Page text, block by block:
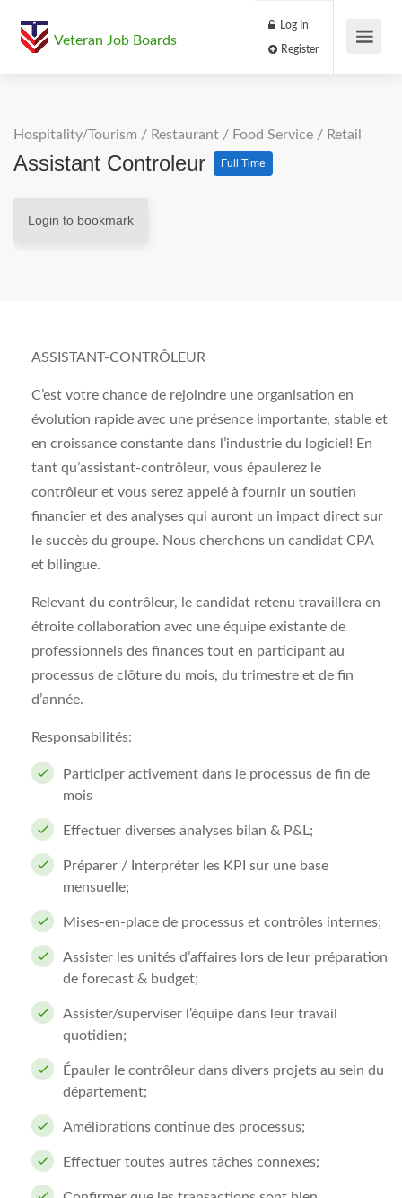
Veteran Job Boards
Log In
Hospitality/Tourism / Restaurant / Food Service / Retail
Assistant Controleur Full Time
Login to bookmark
ASSISTANT-CONTRÔLEUR
C’est votre chance de rejoindre une organisation en
évolution rapide avec une présence importante, stable et
en croissance constante dans l’industrie du logiciel! En
tant qu’assistant-contrôleur, vous épaulerez le
contrôleur et vous serez appelé à fournir un soutien
financier et des analyses qui auront un impact direct sur
le succès du groupe. Nous cherchons un candidat CPA
et bilingue.
Relevant du contrôleur, le candidat retenu travaillera en
étroite collaboration avec une équipe existante de
professionnels des finances tout en participant au
processus de clôture du mois, du trimestre et de fin
d’année.
Responsabilités:
Participer activement dans le processus de fin de
mois
Effectuer diverses analyses bilan & P&L;
Préparer / Interpréter les KPI sur une base
mensuelle;
Mises-en-place de processus et contrôles internes;
Assister les unités d’affaires lors de leur préparation
de forecast & budget;
Assister/superviser l’équipe dans leur travail
quotidien;
Épauler le contrôleur dans divers projets au sein du
département;
Améliorations continue des processus;
Effectuer toutes autres tâches connexes;